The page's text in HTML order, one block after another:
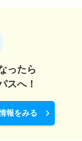
ったら
スへ！
報をみる